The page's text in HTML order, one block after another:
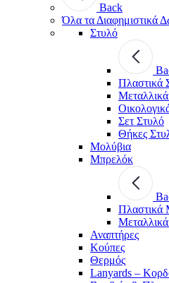
Back
Όλα τα Διαφημιστικά
Στυλό
Πλαστικά
Σετ Στυλό
Θήκες
Μολύβια
Μπρελόκ
Πλαστικά
Αναπτήρες
Κούπες
Θερμός
Lanyards –